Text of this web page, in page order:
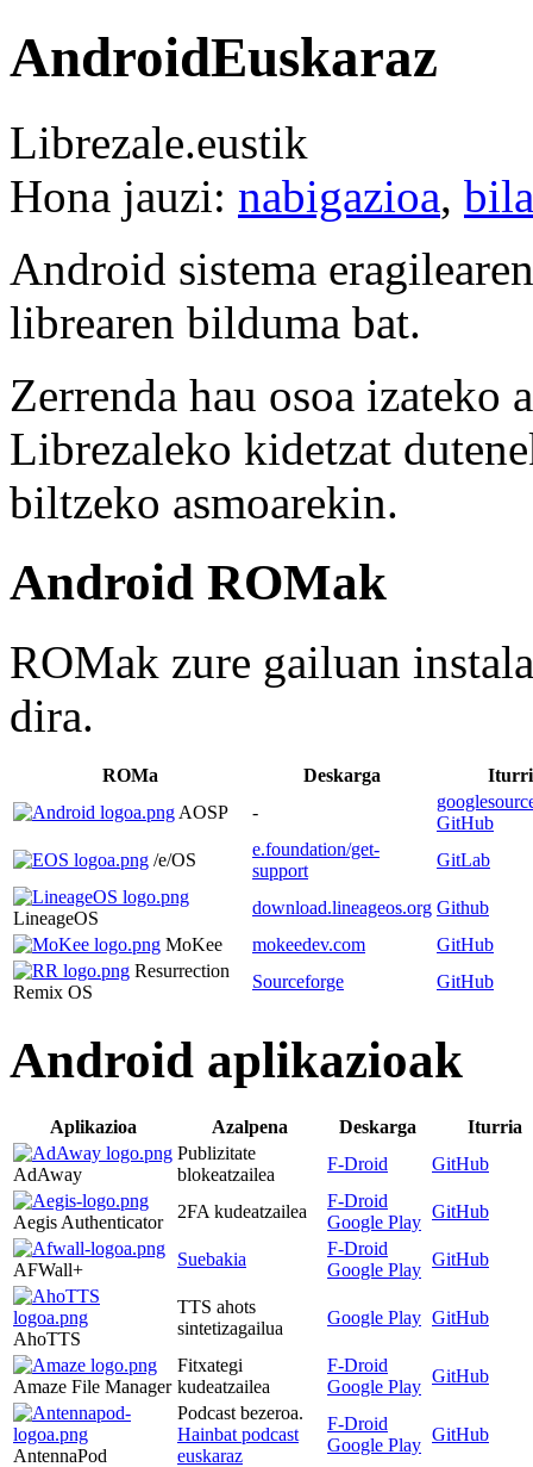
AndroidEuskaraz
Librezale.eustik
Hona jauzi: nabigazioa,
Android sistema
librearen bilduma bat.
Zerrenda hau osoa izateko
Librezaleko kidetzat
biltzeko asmoarekin.
Android ROMak
ROMak zure gailuan
dira.
ROMa Deskarga
AOSP
-
GitHub
/e/OS
e.foundation/get-
support
GitLab
LineageOS
download.lineageos.org Github
MoKee
mokeedev.com
GitHub
Resurrection
Remix OS
Sourceforge GitHub
Android aplikazioak
Aplikazioa Azalpena Deskarga Iturria
AdAway
Publizitate
blokeatzailea
F-Droid GitHub
Aegis Authenticator
2FA kudeatzailea
F-Droid
Google Play
GitHub
AFWall+
Suebakia
F-Droid
Google Play
GitHub
AhoTTS
TTS ahots
sintetizagailua
Google Play GitHub
Amaze File Manager
Fitxategi
kudeatzailea
F-Droid
Google Play
GitHub
AntennaPod
Podcast bezeroa.
Hainbat podcast
euskaraz
F-Droid
Google Play
GitHub